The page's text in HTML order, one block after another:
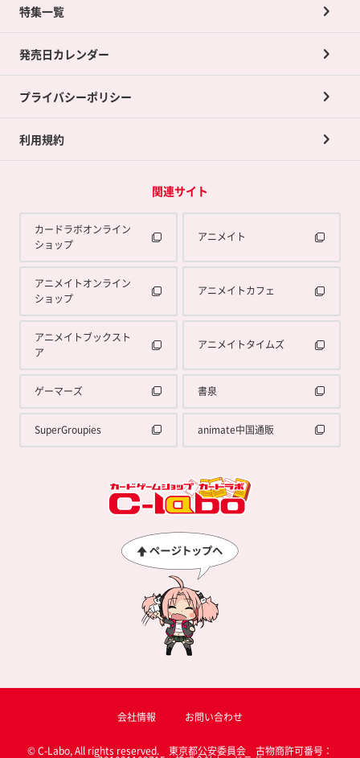
ネット買取について
買取承諾書について
ポイントカードTOP
ポイント交換景品
特集一覧
発売日カレンダー
プライバシーポリシー
利用規約
関連サイト
カードラボオンライン
ショップ
アニメイト
アニメイトオンライン
ショップ
アニメイトカフェ
アニメイトブックスト
ア
アニメイトタイムズ
ゲーマーズ 書泉
SuperGroupies animate中国通販
会社情報 お問い合わせ
© C-Labo, All rights reserved. 東京都公安委員会 古物商許可番号：